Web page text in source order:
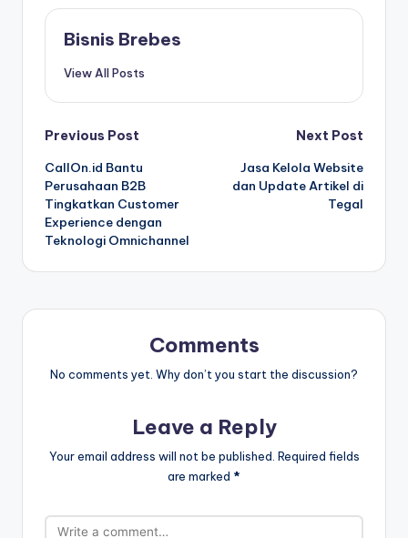
Bisnis Brebes
View All Posts
Post
navigation
Previous Post
CallOn.id Bantu
Perusahaan B2B
Tingkatkan Customer
Experience dengan
Teknologi Omnichannel
Next Post
Jasa Kelola Website
dan Update Artikel di
Tegal
Comments
No comments yet. Why don’t you start the discussion?
Leave a Reply
Your email address will not be published. Required fields
are marked *